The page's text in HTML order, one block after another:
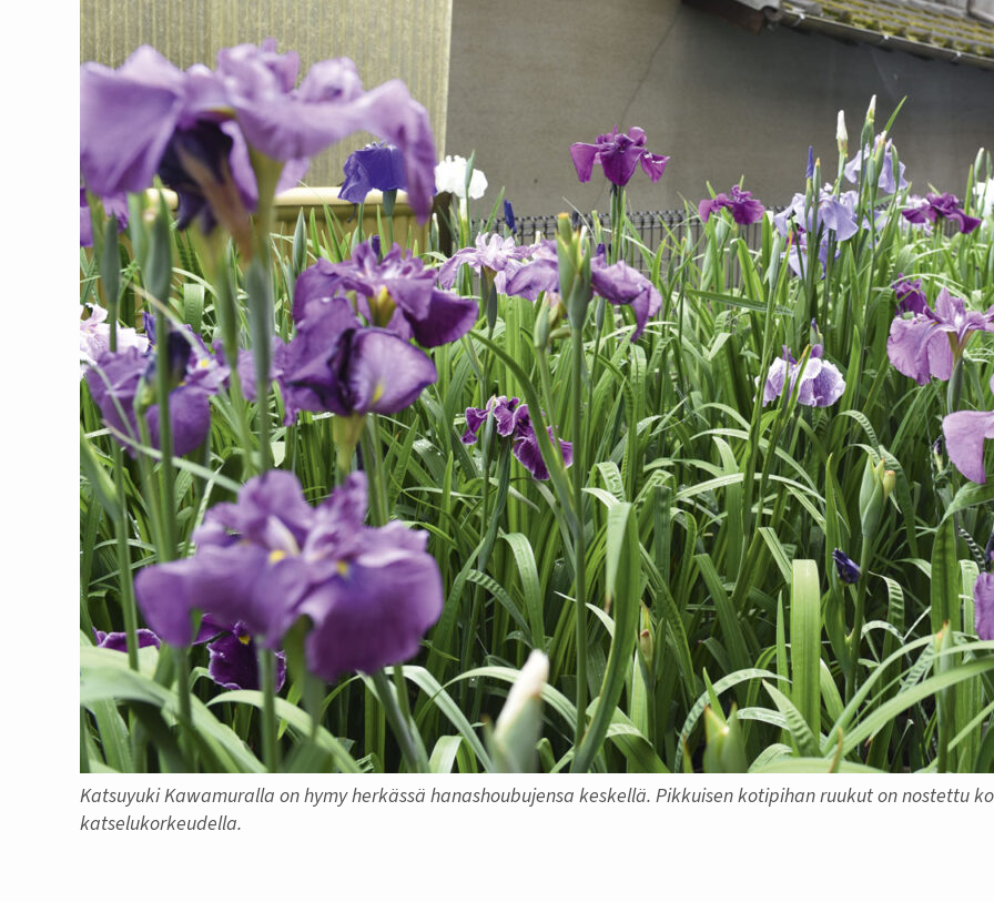
Katsuyuki Kawamuralla on hymy herkässä hanashoubujensa keskellä. Pikkuisen kotipihan ruukut on nostettu
katselukorkeudella.